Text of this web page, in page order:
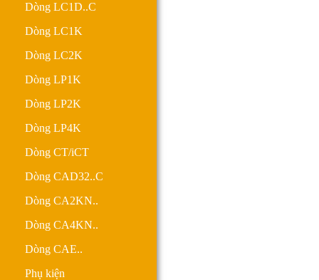
Dòng LC1D..C
Dòng LC1K
Dòng LC2K
Dòng LP1K
Dòng LP2K
Dòng LP4K
Dòng CT/iCT
Dòng CAD32..C
Dòng CA2KN..
Dòng CA4KN..
Dòng CAE..
Phụ kiện